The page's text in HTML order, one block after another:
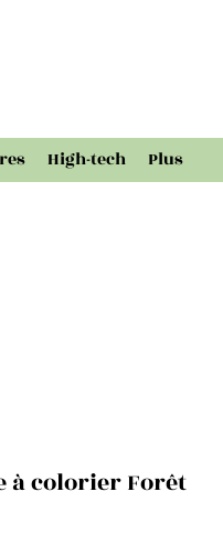
High-tech Plus
à colorier Forêt